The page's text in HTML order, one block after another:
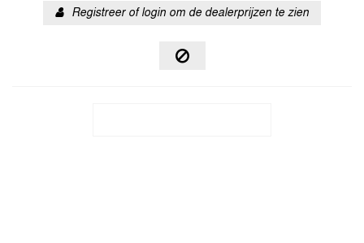
Registreer of login om de dealerprijzen te zien